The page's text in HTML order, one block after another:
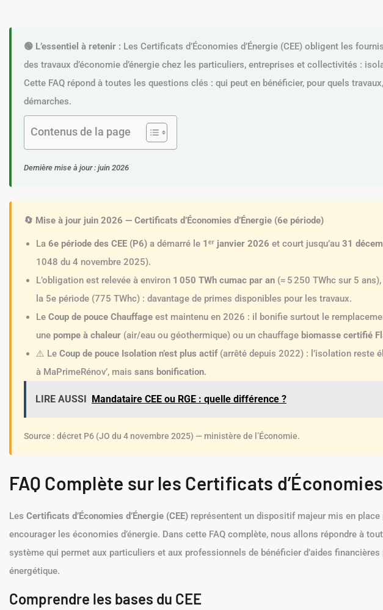
🟢 L’essentiel à retenir : Les Certificats d’Économies d’Énergie (CEE) obligent les
des travaux d’économie d’énergie chez les particuliers, entreprises et collectivités :
Cette FAQ répond à toutes les questions clés : qui peut en bénéficier, pour quels
démarches.
Contenus de la page
Dernière mise à jour : juin 2026
🔄 Mise à jour juin 2026 — Certificats d’Économies d’Énergie (6e période)
La 6e période des CEE (P6) a démarré le 1ᵉʳ janvier 2026 et court jusqu’au 31
1048 du 4 novembre 2025).
L’obligation est relevée à environ 1 050 TWh cumac par an (≈ 5 250 TWhc sur 5
la 5e période (775 TWhc) : davantage de primes disponibles pour les travaux.
Le Coup de pouce Chauffage est maintenu en 2026 : il bonifie surtout le
une pompe à chaleur (air/eau ou géothermique) ou un chauffage biomasse certifié
⚠️ Le Coup de pouce Isolation n’est plus actif(arrêté depuis 2022) : l’isolation reste
à MaPrimeRénov’, mais sans bonification.
LIRE AUSSI Mandataire CEE ou RGE : quelle différence ?
Source : décret P6 (JO du 4 novembre 2025) — ministère de l’Économie.
FAQ Complète sur les Certificats d’Économies
Les Certificats d’Économies d’Énergie (CEE) représentent un dispositif majeur mis en place
encourager les économies d’énergie. Dans cette FAQ complète, nous allons répondre à
système qui permet aux particuliers et aux professionnels de bénéficier d’aides
énergétique.
Comprendre les bases du CEE